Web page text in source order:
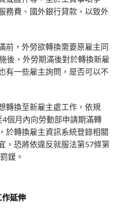
務費、國外銀行貸款，以致外
前，外勞欲轉換需要原雇主同
後，外勞期滿後對於轉換新雇
有一些雇主詢問，是否可以不
轉換至新雇主處工作，依規
個月內向勞動部申請期滿轉
於轉換雇主資訊系統登錄相關
，恐將依違反就服法第57條第
鍰。
作延伸